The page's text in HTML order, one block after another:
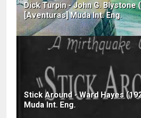
Dick Turpin - John G. Blystone
[Aventuras] Muda Int. Eng.
Stick Around - Ward Hayes
Muda Int. Eng.